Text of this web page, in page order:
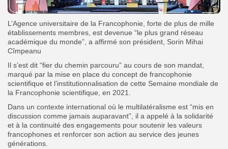
L’Agence universitaire de la Francophonie, forte de plus de mille
établissements membres, est devenue “le plus grand réseau
académique du monde”, a affirmé son président, Sorin Mihai
Cîmpeanu
Il s’est dit “fier du chemin parcouru” au cours de son mandat,
marqué par la mise en place du concept de francophonie
scientifique et l’institutionnalisation de cette Semaine mondiale de
la Francophonie scientifique, en 2021.
Dans un contexte international où le multilatéralisme est “mis en
discussion comme jamais auparavant”, il a appelé à la solidarité
et à la continuité des engagements pour soutenir les valeurs
francophones et renforcer son action au service des jeunes
générations.